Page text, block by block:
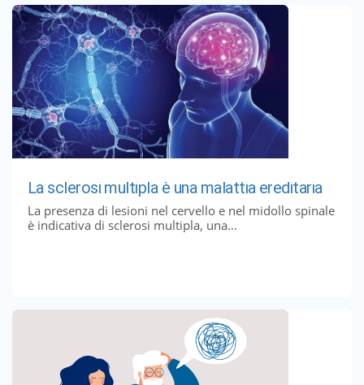
La sclerosi multipla è una malattia ereditaria
La presenza di lesioni nel cervello e nel midollo spinale
è indicativa di sclerosi multipla, una...